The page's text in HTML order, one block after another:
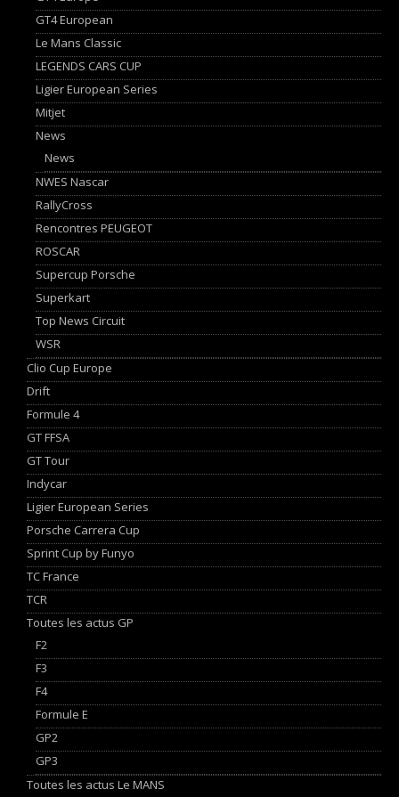
GT4 European
Le Mans Classic
LEGENDS CARS CUP
Ligier European Series
Mitjet
News
News
NWES Nascar
RallyCross
Rencontres PEUGEOT
ROSCAR
Supercup Porsche
Superkart
Top News Circuit
WSR
Clio Cup Europe
Drift
Formule 4
GT FFSA
GT Tour
Indycar
Ligier European Series
Porsche Carrera Cup
Sprint Cup by Funyo
TC France
TCR
Toutes les actus GP
F2
F3
F4
Formule E
GP2
GP3
Toutes les actus Le MANS